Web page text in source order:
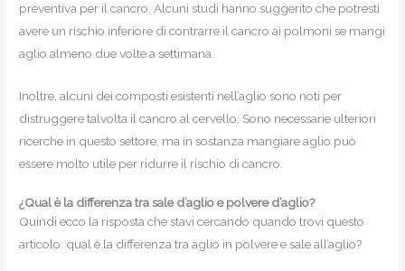
preventiva per il cancro. Alcuni studi hanno suggerito che potresti
avere un rischio inferiore di contrarre il cancro ai polmoni se mangi
aglio almeno due volte a settimana.
Inoltre, alcuni dei composti esistenti nell’aglio sono noti per
distruggere talvolta il cancro al cervello. Sono necessarie ulteriori
ricerche in questo settore, ma in sostanza mangiare aglio può
essere molto utile per ridurre il rischio di cancro.
¿Qual è la differenza tra sale d’aglio e polvere d’aglio?
Quindi ecco la risposta che stavi cercando quando trovi questo
articolo: qual è la differenza tra aglio in polvere e sale all’aglio?